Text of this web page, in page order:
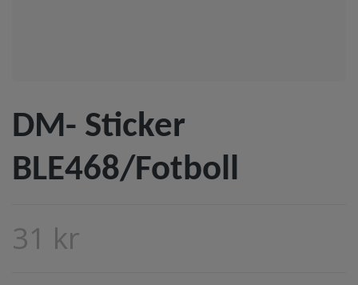
DM- Sticker
BLE468/Fotboll
31 kr